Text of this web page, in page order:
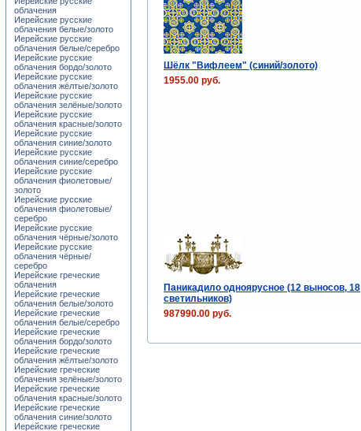
Шёлк "Вифлеем" (синий/золото)
1955.00 руб.
Паникадило одноярусное (12 выносов, 18
светильников)
987990.00 руб.
облачения
Иерейские русские
облачения белые/золото
Иерейские русские
облачения белые/серебро
Иерейские русские
облачения бордо/золото
Иерейские русские
облачения жёлтые/золото
Иерейские русские
облачения зелёные/золото
Иерейские русские
облачения красные/золото
Иерейские русские
облачения синие/золото
Иерейские русские
облачения синие/серебро
Иерейские русские
облачения фиолетовые/
золото
Иерейские русские
облачения фиолетовые/
серебро
Иерейские русские
облачения чёрные/золото
Иерейские русские
облачения чёрные/
серебро
Иерейские греческие
облачения
Иерейские греческие
облачения белые/золото
Иерейские греческие
облачения белые/серебро
Иерейские греческие
облачения бордо/золото
Иерейские греческие
облачения жёлтые/золото
Иерейские греческие
облачения зелёные/золото
Иерейские греческие
облачения красные/золото
Иерейские греческие
облачения синие/золото
Иерейские греческие